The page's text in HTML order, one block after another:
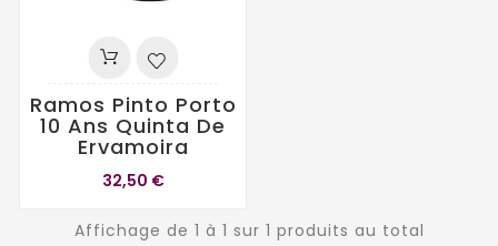
Ramos Pinto Porto
10 Ans Quinta De
Ervamoira
32,50 €
Affichage de 1 à 1 sur 1 produits au total